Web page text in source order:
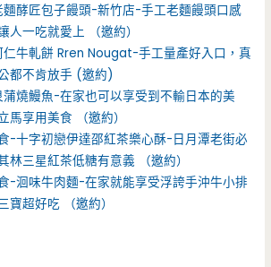
酵匠包子饅頭-新竹店-手工老麵饅頭口感
人一吃就愛上 （邀約）
牛軋餅 Rren Nougat-手工量產好入口，真
都不肯放手 (邀約)
燒鰻魚-在家也可以享受到不輸日本的美
馬享用美食 （邀約）
-十字初戀伊達邵紅茶樂心酥-日月潭老街必
林三星紅茶低糖有意義 （邀約）
-洄味牛肉麵-在家就能享受浮誇手沖牛小排
寶超好吃 （邀約）